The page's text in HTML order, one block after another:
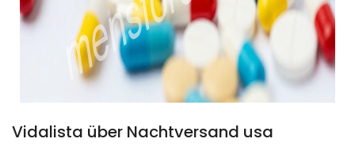
Vidalista über Nachtversand usa